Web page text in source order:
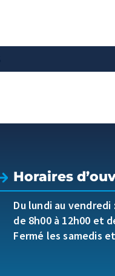
Horaires
Du lundi au vendredi :
de 8h00 à 12h00 et
Fermé les samedis